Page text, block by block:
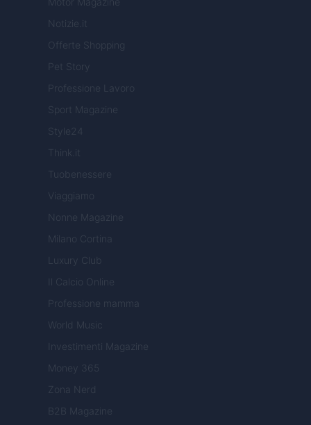
Notizie.it
Offerte Shopping
Pet Story
Professione Lavoro
Sport Magazine
Style24
Think.it
Tuobenessere
Viaggiamo
Nonne Magazine
Milano Cortina
Luxury Club
Il Calcio Online
Professione mamma
World Music
Investimenti Magazine
Money 365
Zona Nerd
B2B Magazine